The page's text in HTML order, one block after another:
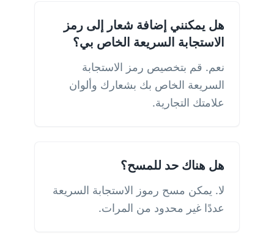
هل يمكنني إضافة شعار إلى رمز
الاستجابة السريعة الخاص بي؟
نعم. قم بتخصيص رمز الاستجابة
السريعة الخاص بك بشعارك وألوان
علامتك التجارية.
هل هناك حد للمسح؟
لا. يمكن مسح رموز الاستجابة السريعة
عددًا غير محدود من المرات.